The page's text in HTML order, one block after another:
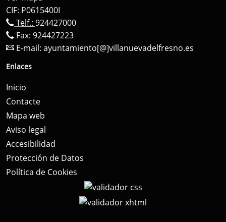
CIF: P0615400I
Telf.: 924427000
Fax: 924427223
E-mail: ayuntamiento[@]villanuevadelfresno.es
Enlaces
Inicio
Contacte
Mapa web
Aviso legal
Accesibilidad
Protección de Datos
Política de Cookies